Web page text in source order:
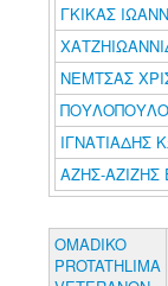
ΓΚΙΚΑΣ
ΝΕΜΤΣΑΣ
ΙΓΝΑΤΙΑΔΗΣ
ΑΖΗΣ-ΑΖΙΖΗΣ
OMADIKO
PROTATHLIMA